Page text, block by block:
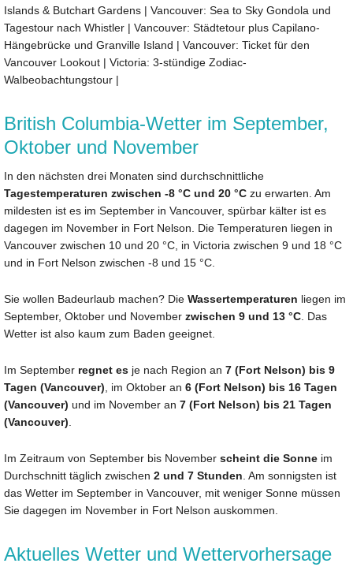
Islands & Butchart Gardens | Vancouver: Sea to Sky Gondola und
Tagestour nach Whistler | Vancouver: Städtetour plus Capilano-
Hängebrücke und Granville Island | Vancouver: Ticket für den
Vancouver Lookout | Victoria: 3-stündige Zodiac-
Walbeobachtungstour |
British Columbia-Wetter im September,
Oktober und November
In den nächsten drei Monaten sind durchschnittliche
Tagestemperaturen zwischen -8 °C und 20 °C zu erwarten. Am
mildesten ist es im September in Vancouver, spürbar kälter ist es
dagegen im November in Fort Nelson. Die Temperaturen liegen in
Vancouver zwischen 10 und 20 °C, in Victoria zwischen 9 und 18 °C
und in Fort Nelson zwischen -8 und 15 °C.
Sie wollen Badeurlaub machen? Die Wassertemperaturen liegen im
September, Oktober und November zwischen 9 und 13 °C . Das
Wetter ist also kaum zum Baden geeignet.
Im September regnet es je nach Region an 7 (Fort Nelson) bis 9
Tagen (Vancouver) , im Oktober an 6 (Fort Nelson) bis 16 Tagen
(Vancouver) und im November an 7 (Fort Nelson) bis 21 Tagen
(Vancouver)
Im Zeitraum von September bis November scheint die Sonne im
Durchschnitt täglich zwischen 2 und 7 Stunden . Am sonnigsten ist
das Wetter im September in Vancouver, mit weniger Sonne müssen
Sie dagegen im November in Fort Nelson auskommen.
Aktuelles Wetter und Wettervorhersage